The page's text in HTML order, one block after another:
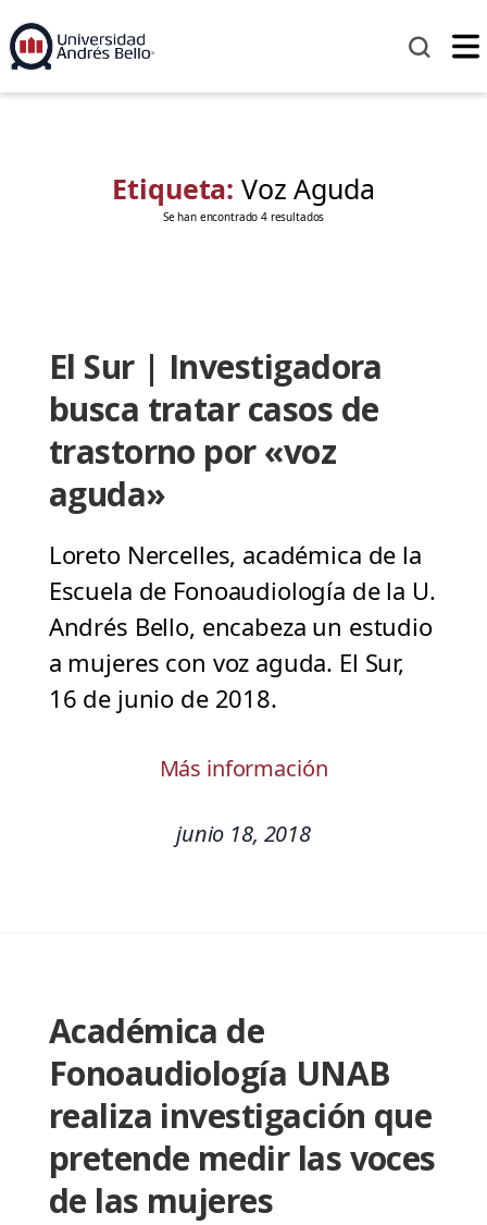
Etiqueta: Voz Aguda
Se han encontrado 4 resultados
El Sur | Investigadora
busca tratar casos de
trastorno por «voz
aguda»
Loreto Nercelles, académica de la
Escuela de Fonoaudiología de la U.
Andrés Bello, encabeza un estudio
a mujeres con voz aguda. El Sur,
16 de junio de 2018.
Más información
junio 18, 2018
Académica de
Fonoaudiología UNAB
realiza investigación que
pretende medir las voces
de las mujeres